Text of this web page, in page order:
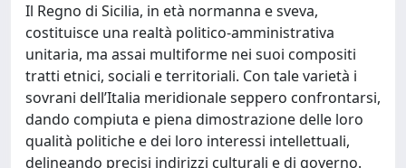
Il Regno di Sicilia, in età normanna e sveva,
costituisce una realtà politico-amministrativa
unitaria, ma assai multiforme nei suoi compositi
tratti etnici, sociali e territoriali. Con tale varietà i
sovrani dell’Italia meridionale seppero confrontarsi,
dando compiuta e piena dimostrazione delle loro
qualità politiche e dei loro interessi intellettuali,
delineando precisi indirizzi culturali e di governo.